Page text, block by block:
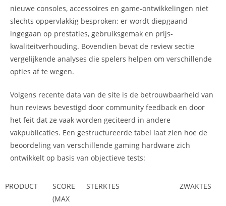
nieuwe consoles, accessoires en game-ontwikkelingen niet
slechts oppervlakkig besproken; er wordt diepgaand
ingegaan op prestaties, gebruiksgemak en prijs-
kwaliteitverhouding. Bovendien bevat de review sectie
vergelijkende analyses die spelers helpen om verschillende
opties af te wegen.
Volgens recente data van de site is de betrouwbaarheid van
hun reviews bevestigd door community feedback en door
het feit dat ze vaak worden geciteerd in andere
vakpublicaties. Een gestructureerde tabel laat zien hoe de
beoordeling van verschillende gaming hardware zich
ontwikkelt op basis van objectieve tests:
PRODUCT
SCORE
(MAX
STERKTES ZWAKTES